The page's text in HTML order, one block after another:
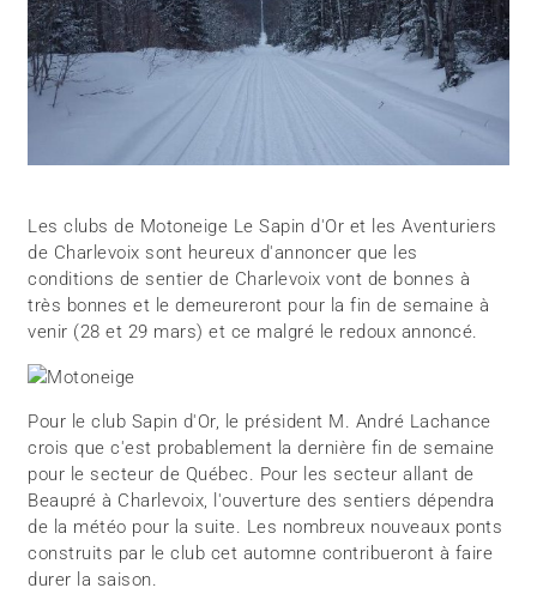
Les clubs de Motoneige Le Sapin d'Or et les Aventuriers
de Charlevoix sont heureux d'annoncer que les
conditions de sentier de Charlevoix vont de bonnes à
très bonnes et le demeureront pour la fin de semaine à
venir (28 et 29 mars) et ce malgré le redoux annoncé.
Pour le club Sapin d'Or, le président M. André Lachance
crois que c'est probablement la dernière fin de semaine
pour le secteur de Québec. Pour les secteur allant de
Beaupré à Charlevoix, l'ouverture des sentiers dépendra
de la météo pour la suite. Les nombreux nouveaux ponts
construits par le club cet automne contribueront à faire
durer la saison.